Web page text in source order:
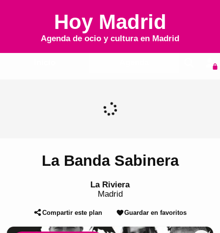
Hoy Madrid
Agenda de ocio y cultura en Madrid
La Banda Sabinera
La Riviera
Madrid
Compartir este plan Guardar en favoritos